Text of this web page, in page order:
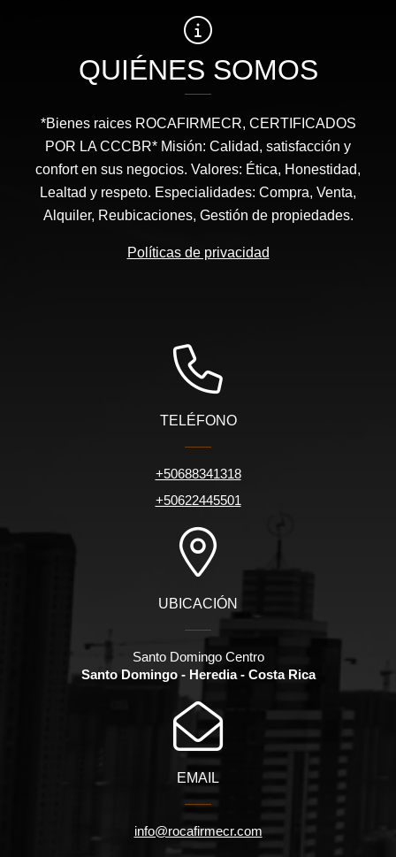
QUIÉNES SOMOS
*Bienes raices ROCAFIRMECR, CERTIFICADOS
POR LA CCCBR* Misión: Calidad, satisfacción y
confort en sus negocios. Valores: Ética, Honestidad,
Lealtad y respeto. Especialidades: Compra, Venta,
Alquiler, Reubicaciones, Gestión de propiedades.
Políticas de privacidad
TELÉFONO
+50688341318
+50622445501
UBICACIÓN
Santo Domingo Centro
Santo Domingo - Heredia - Costa Rica
EMAIL
info@rocafirmecr.com